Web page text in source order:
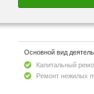
Основной вид
Капитальный
Ремонт нежилых